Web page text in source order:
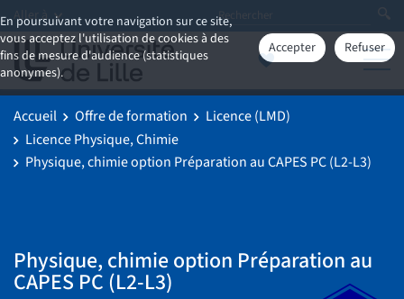
En poursuivant votre navigation sur ce site,
vous acceptez l'utilisation de cookies à des
fins de mesure d'audience (statistiques
anonymes).
Accepter Refuser
Aller à
Accueil Offre de formation
Licence (LMD)
Licence Physique, Chimie
Physique, chimie option Préparation au CAPES PC (L2-L3)
Physique, chimie option Préparation au
CAPES PC (L2-L3)